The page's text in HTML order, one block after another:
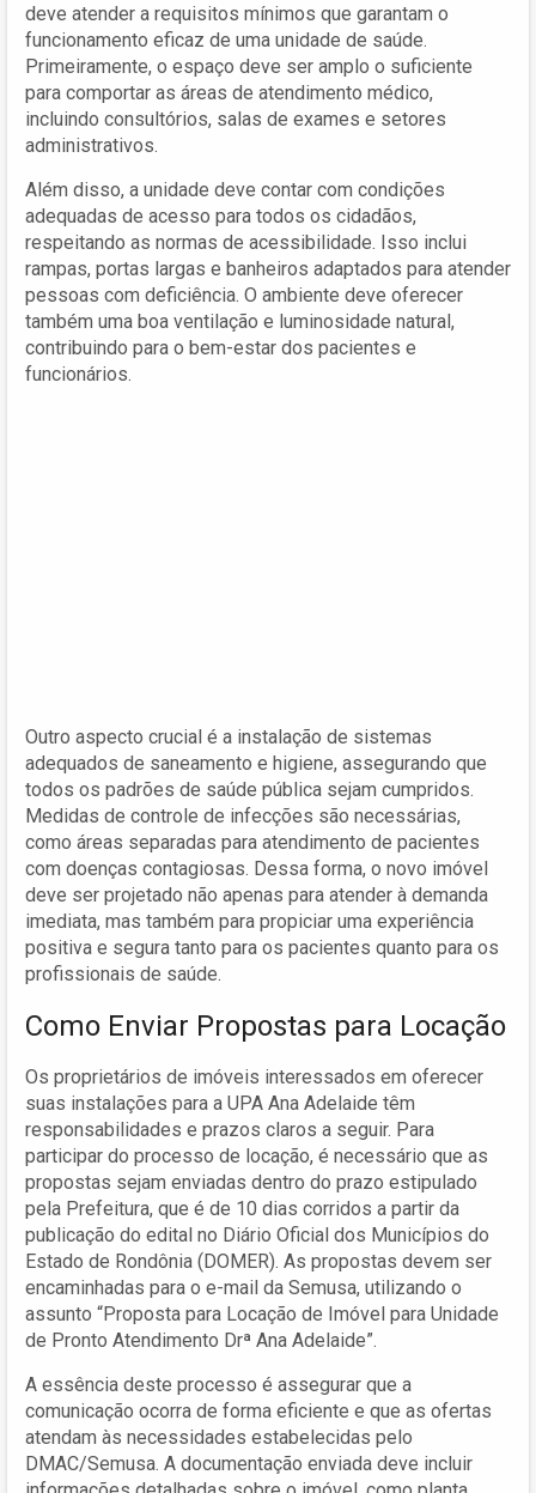
deve atender a requisitos mínimos que garantam o
funcionamento eficaz de uma unidade de saúde.
Primeiramente, o espaço deve ser amplo o suficiente
para comportar as áreas de atendimento médico,
incluindo consultórios, salas de exames e setores
administrativos.
Além disso, a unidade deve contar com condições
adequadas de acesso para todos os cidadãos,
respeitando as normas de acessibilidade. Isso inclui
rampas, portas largas e banheiros adaptados para atender
pessoas com deficiência. O ambiente deve oferecer
também uma boa ventilação e luminosidade natural,
contribuindo para o bem-estar dos pacientes e
funcionários.
Outro aspecto crucial é a instalação de sistemas
adequados de saneamento e higiene, assegurando que
todos os padrões de saúde pública sejam cumpridos.
Medidas de controle de infecções são necessárias,
como áreas separadas para atendimento de pacientes
com doenças contagiosas. Dessa forma, o novo imóvel
deve ser projetado não apenas para atender à demanda
imediata, mas também para propiciar uma experiência
positiva e segura tanto para os pacientes quanto para os
profissionais de saúde.
Como Enviar Propostas para Locação
Os proprietários de imóveis interessados em oferecer
suas instalações para a UPA Ana Adelaide têm
responsabilidades e prazos claros a seguir. Para
participar do processo de locação, é necessário que as
propostas sejam enviadas dentro do prazo estipulado
pela Prefeitura, que é de 10 dias corridos a partir da
publicação do edital no Diário Oficial dos Municípios do
Estado de Rondônia (DOMER). As propostas devem ser
encaminhadas para o e-mail da Semusa, utilizando o
assunto “Proposta para Locação de Imóvel para Unidade
de Pronto Atendimento Drª Ana Adelaide”.
A essência deste processo é assegurar que a
comunicação ocorra de forma eficiente e que as ofertas
atendam às necessidades estabelecidas pelo
DMAC/Semusa. A documentação enviada deve incluir